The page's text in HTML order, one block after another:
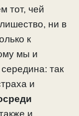
тот, чей
ни в
к
мы и
так
и
и